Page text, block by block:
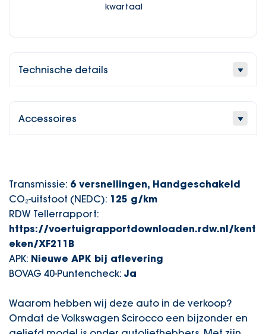
kwartaal
Technische details
Accessoires
Transmissie: 6 versnellingen, Handgeschakeld
CO₂-uitstoot (NEDC): 125 g/km
RDW Tellerrapport:
https://voertuigrapportdownloaden.rdw.nl/kent
eken/XF211B
APK: Nieuwe APK bij aflevering
BOVAG 40-Puntencheck: Ja
Waarom hebben wij deze auto in de verkoop?
Omdat de Volkswagen Scirocco een bijzonder en